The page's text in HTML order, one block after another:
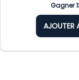
Gagner
AJOUTER